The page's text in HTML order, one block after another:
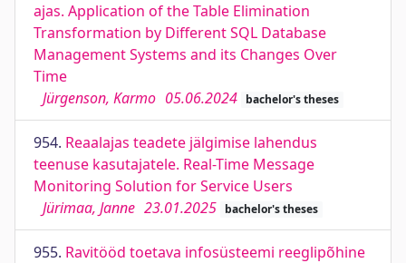
ajas. Application of the Table Elimination
Transformation by Different SQL Database
Management Systems and its Changes Over
Time
Jürgenson, Karmo 05.06.2024 bachelor's theses
954. Reaalajas teadete jälgimise lahendus
teenuse kasutajatele. Real-Time Message
Monitoring Solution for Service Users
Jürimaa, Janne 23.01.2025 bachelor's theses
955. Ravitööd toetava infosüsteemi reeglipõhine